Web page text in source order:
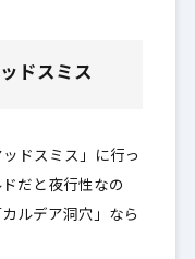
ドスミス
ドスミス」に行っ
だと夜行性なの
ルデア洞穴」なら